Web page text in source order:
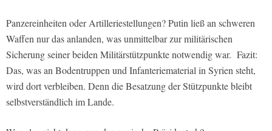
Panzereinheiten oder Artilleriestellungen? Putin ließ an schweren
Waffen nur das anlanden, was unmittelbar zur militärischen
Sicherung seiner beiden Militärstützpunkte notwendig war. Fazit:
Das, was an Bodentruppen und Infanteriematerial in Syrien steht,
wird dort verbleiben. Denn die Besatzung der Stützpunkte bleibt
selbstverständlich im Lande.